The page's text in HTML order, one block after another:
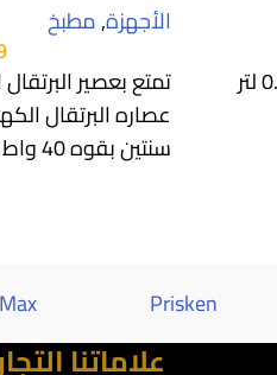
الأجهزة,مطبخ
تمتع بعصير
سنتين بقوه 40 واط حجم 1لتر تعمل علي
Prisken
علاماتنا